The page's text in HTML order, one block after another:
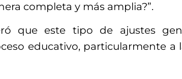
completa y más amplia?”.
que este tipo de ajustes
educativo, particularmente a